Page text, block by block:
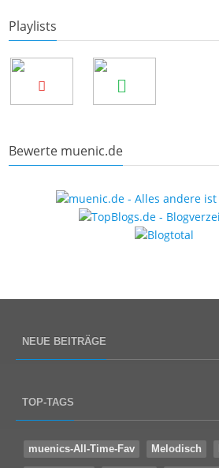
Playlists
Bewerte muenic.de
NEUE BEITRÄGE
TOP-TAGS
muenics-All-Time-Fav Melodisch